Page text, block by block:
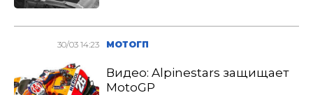
30/03 14:23 МОТОГП
Видео: Alpinestars защищает
MotoGP